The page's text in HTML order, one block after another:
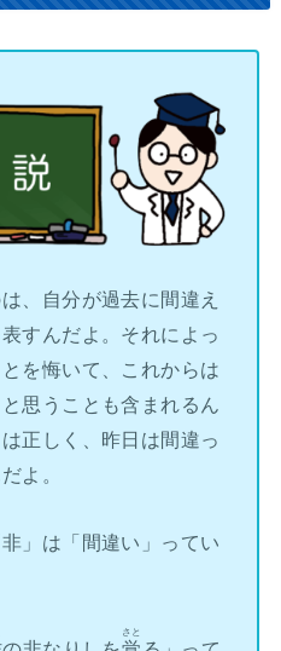
、自分が過去に間違え
すんだよ。それによっ
を悔いて、これからは
思うことも含まれるん
正しく、昨日は間違っ
よ。
」は「間違い」ってい
さと